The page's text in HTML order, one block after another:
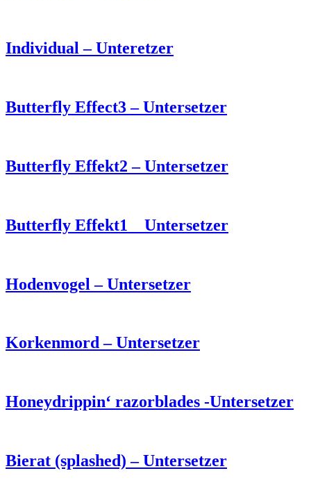
Individual – Unteretzer
Butterfly Effect3 – Untersetzer
Butterfly Effekt2 – Untersetzer
Butterfly Effekt1 _ Untersetzer
Hodenvogel – Untersetzer
Korkenmord – Untersetzer
Honeydrippin‘ razorblades -Untersetzer
Bierat (splashed) – Untersetzer